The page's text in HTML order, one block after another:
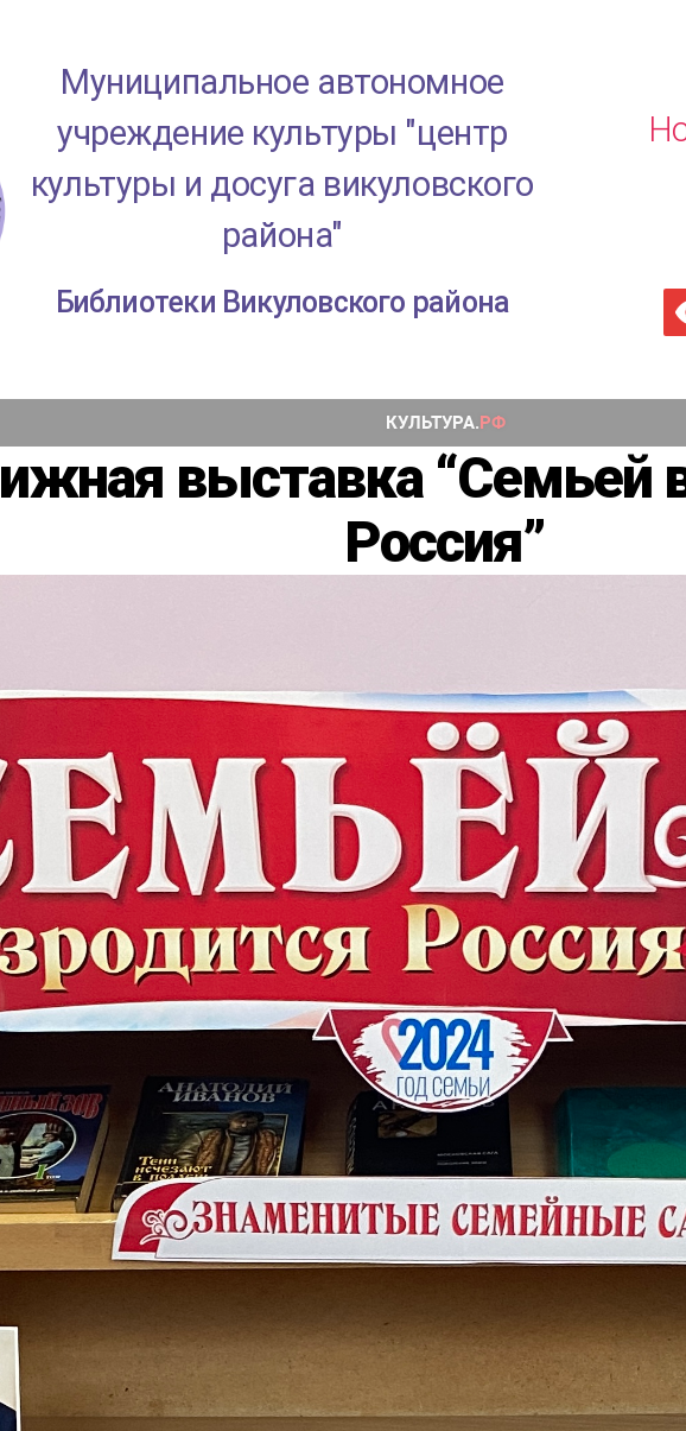
Муниципальное автономное
учреждение культуры "центр
культуры и досуга викуловского
района"
Библиотеки Викуловского района
выставка “Семьей
Россия”